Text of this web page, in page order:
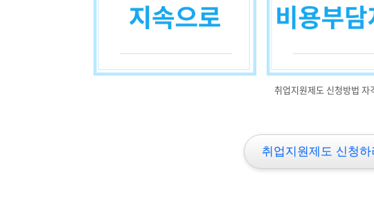
취업지원제도 신청방법 자
취업지원제도 신청하